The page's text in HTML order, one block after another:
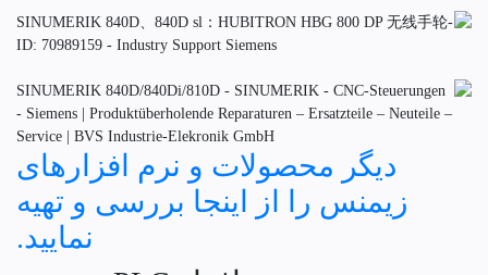
دیگر محصولات و نرم افزارهای
زیمنس را از اینجا بررسی و تهیه
نمایید.